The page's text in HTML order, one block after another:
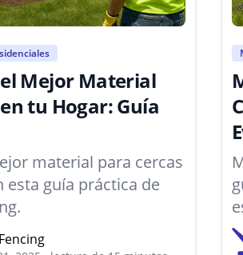
Mejor Material
tu Hogar: Guía
material para cercas
esta guía práctica de